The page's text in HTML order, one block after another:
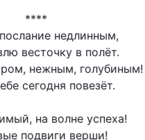
****
недлинным,
весточку в полёт.
нежным, голубиным!
сегодня повезёт.
на волне успеха!
подвиги верши!